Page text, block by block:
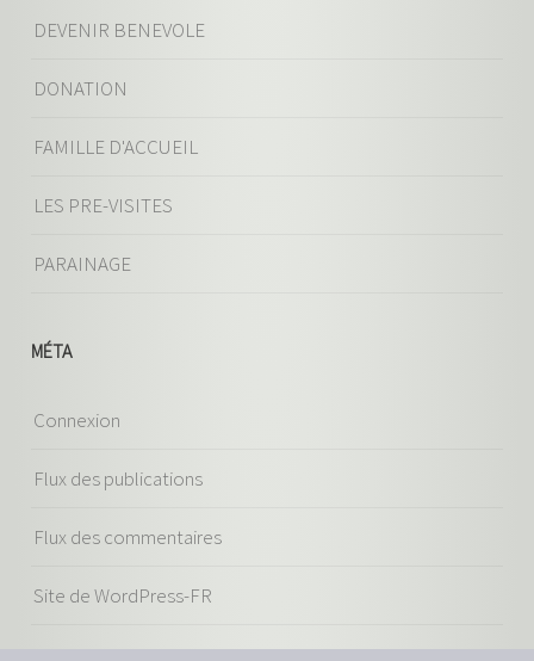
DEVENIR BENEVOLE
DONATION
FAMILLE D'ACCUEIL
LES PRE-VISITES
PARAINAGE
MÉTA
Connexion
Flux des publications
Flux des commentaires
Site de WordPress-FR